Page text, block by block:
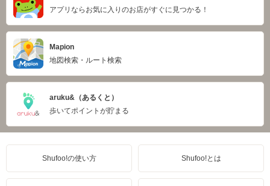
アプリならお気に入りのお店がすぐに見つかる！
Mapion
地図検索・ルート検索
aruku&（あるくと）
歩いてポイントが貯まる
Shufoo!の使い方 Shufoo!とは